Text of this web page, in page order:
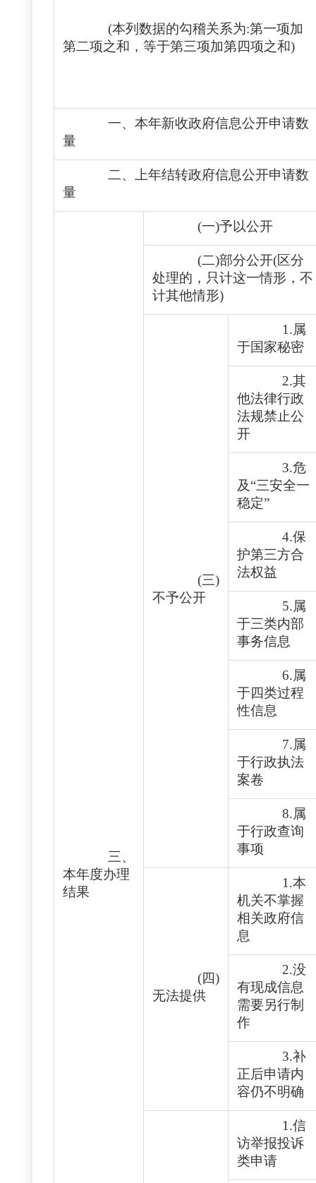
(本列数据的勾稽关系为:第一项加
第二项之和，等于第三项加第四项之和)
一、本年新收政府信息公开申请数
量
二、上年结转政府信息公开申请数
量
三、
本年度办理
结果
(一)予以公开
(二)部分公开(区分
处理的，只计这一情形，不
计其他情形)
(三)
不予公开
1.属
于国家秘密
2.其
他法律行政
法规禁止公
开
3.危
及“三安全一
稳定”
4.保
护第三方合
法权益
5.属
于三类内部
事务信息
6.属
于四类过程
性信息
7.属
于行政执法
案卷
8.属
于行政查询
事项
(四)
无法提供
1.本
机关不掌握
相关政府信
息
2.没
有现成信息
需要另行制
作
3.补
正后申请内
容仍不明确
1.信
访举报投诉
类申请